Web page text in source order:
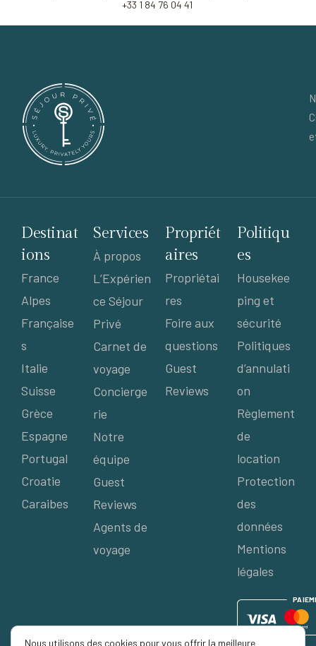
+33 1 84 76 04 41
Destinat
ions
France
Alpes
Française
s
Italie
Suisse
Grèce
Espagne
Portugal
Croatie
Caraibes
Services
À propos
L’Expérien
ce Séjour
Privé
Carnet de
voyage
Concierge
rie
Notre
équipe
Guest
Reviews
Agents de
voyage
Propriét
aires
Propriétai
res
Foire aux
questions
Guest
Reviews
Politiqu
es
Housekee
ping et
sécurité
Politiques
d’annulati
on
Règlement
de
location
Protection
des
données
Mentions
légales
PAIEM
Nous utilisons des cookies pour vous offrir la meilleure